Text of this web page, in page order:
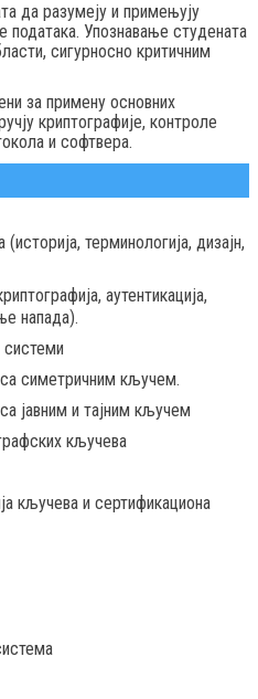
да разумеју и примењују
Упознавање студената
сигурносно критичним
за примену основних
криптографије, контроле
и софтвера.
терминологија, дизајн,
аутентикација,
напада).
системи
симетричним кључем.
јавним и тајним кључем
кључева
кључева и сертификациона